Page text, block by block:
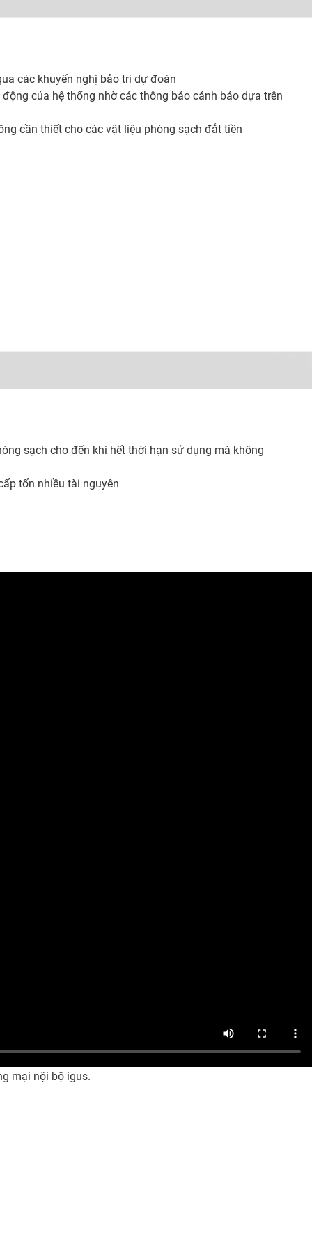
các khuyến nghị bảo trì dự đoán
của hệ thống nhờ các thông báo cảnh báo dựa trên
cần thiết cho các vật liệu phòng sạch đắt tiền
sạch cho đến khi hết thời hạn sử dụng mà không
tốn nhiều tài nguyên
mại nội bộ igus.